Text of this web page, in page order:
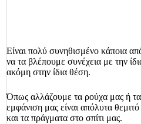
Είναι πολύ συνηθισμένο κάποια
να τα βλέπουμε συνέχεια με την
ακόμη στην ίδια θέση.
Όπως αλλάζουμε τα ρούχα μας ή τα
εμφάνιση μας είναι απόλυτα
και τα πράγματα στο σπίτι μας.